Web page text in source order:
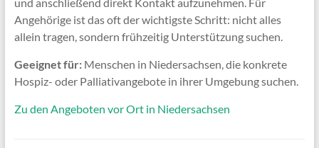
Angehörige ist das oft der wichtigste Schritt: nicht alles
allein tragen, sondern frühzeitig Unterstützung suchen.
Geeignet für:Menschen in Niedersachsen, die konkrete
Hospiz- oder Palliativangebote in ihrer Umgebung suchen.
Zu den Angeboten vor Ort in Niedersachsen